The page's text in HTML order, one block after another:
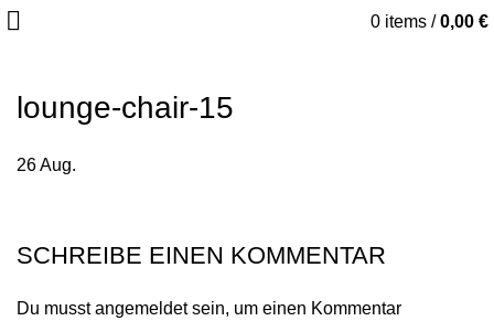
0 items / 0,00 €
lounge-chair-15
26Aug.
SCHREIBE EINEN KOMMENTAR
Du musstangemeldetsein, um einen Kommentar